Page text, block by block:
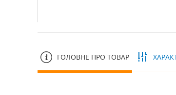
ГОЛОВНЕ ПРО ТОВАР